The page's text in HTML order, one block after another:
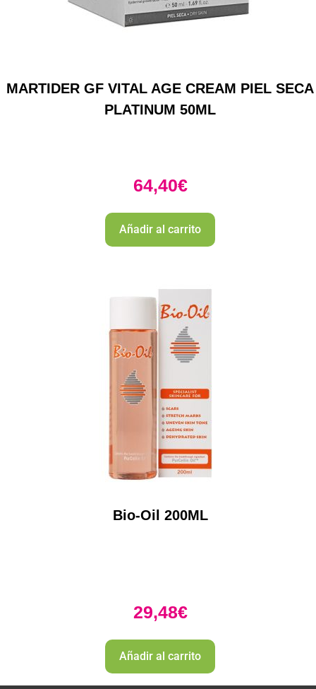
MARTIDER GF VITAL AGE CREAM PIEL SECA
PLATINUM 50ML
64,40€
Añadir al carrito
Bio-Oil 200ML
29,48€
Añadir al carrito